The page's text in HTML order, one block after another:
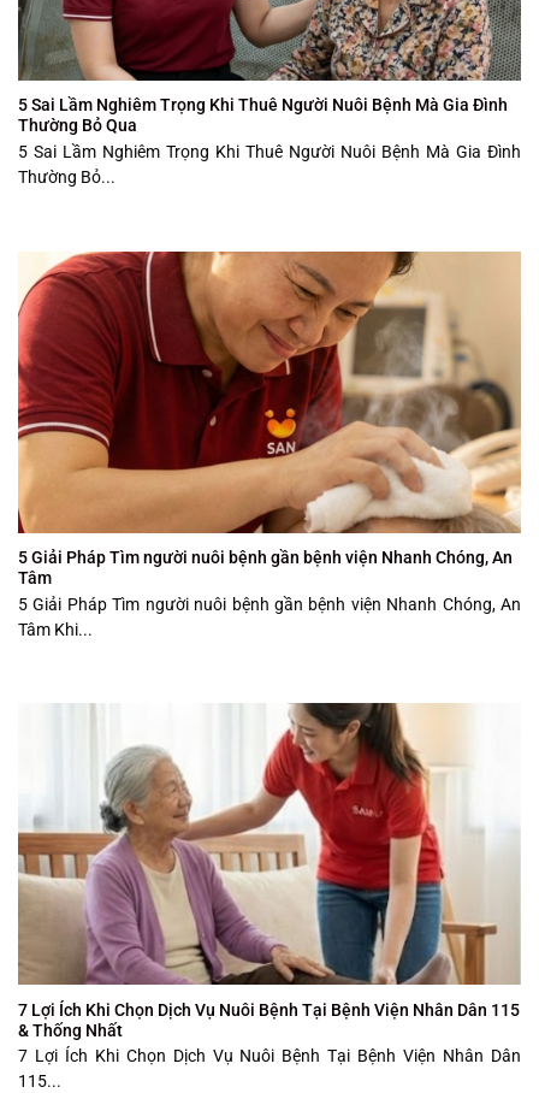
5 Sai Lầm Nghiêm Trọng Khi Thuê Người Nuôi Bệnh Mà Gia Đình
Thường Bỏ Qua
5 Sai Lầm Nghiêm Trọng Khi Thuê Người Nuôi Bệnh Mà Gia Đình
Thường Bỏ...
5 Giải Pháp Tìm người nuôi bệnh gần bệnh viện Nhanh Chóng, An
Tâm
5 Giải Pháp Tìm người nuôi bệnh gần bệnh viện Nhanh Chóng, An
Tâm Khi...
7 Lợi Ích Khi Chọn Dịch Vụ Nuôi Bệnh Tại Bệnh Viện Nhân Dân 115
& Thống Nhất
7 Lợi Ích Khi Chọn Dịch Vụ Nuôi Bệnh Tại Bệnh Viện Nhân Dân
115...